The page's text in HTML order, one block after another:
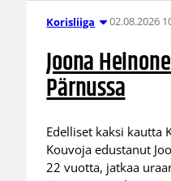
Korisliiga 02.08.2026
Joona
Pärnussa
Edelliset kaksi kautta
Kouvoja edustanut
22 vuotta, jatkaa